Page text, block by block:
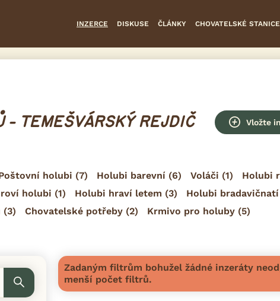
INZERCE DISKUSE ČLÁNKY CHOVATELSKÉ STANICE
- TEMEŠVÁRSKÝ REJDIČ Vložte
holubi (7) Holubi barevní (6) Voláči (1) Holubi
holubi (1) Holubi hraví letem (3) Holubi bradavičnatí
(3) Chovatelské potřeby (2) Krmivo pro holuby (5)
Zadaným filtrům bohužel žádné inzeráty
menší počet filtrů.